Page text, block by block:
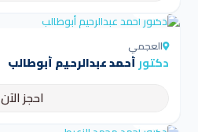
العجمي
دكتورأحمد عبدالرحيم أبوطالب
احجز الآن